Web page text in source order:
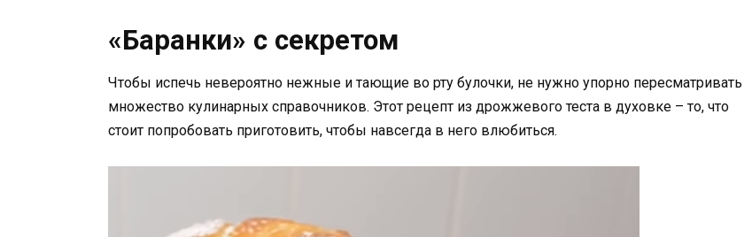
«Баранки» с секретом
Чтобы испечь невероятно нежные и тающие во рту булочки, не нужно упорно пересматривать
множество кулинарных справочников. Этот рецепт из дрожжевого теста в духовке – то, что
стоит попробовать приготовить, чтобы навсегда в него влюбиться.